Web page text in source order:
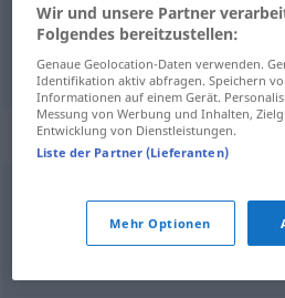
exame mfinal
Synonyme für
Abschluss (ugs.) Gesellenprüfung
Wir und unsere Partner
Folgendes bereitzustellen:
Genaue Geolocation-Daten verwenden.
Identifikation aktiv abfragen. Speichern
Informationen auf einem Gerät.
Messung von Werbung und Inhalten,
Entwicklung von Dienstleistungen.
Liste der Partner (Lieferanten)
Mehr Optionen